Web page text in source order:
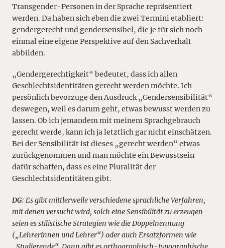
Transgender-Personen in der Sprache repräsentiert
werden. Da haben sich eben die zwei Termini etabliert:
gendergerecht und gendersensibel, die je für sich noch
einmal eine eigene Perspektive auf den Sachverhalt
abbilden.
„Gendergerechtigkeit“ bedeutet, dass ich allen
Geschlechtsidentitäten gerecht werden möchte. Ich
persönlich bevorzuge den Ausdruck „Gendersensibilität“
deswegen, weil es darum geht, etwas bewusst werden zu
lassen. Ob ich jemandem mit meinem Sprachgebrauch
gerecht werde, kann ich ja letztlich gar nicht einschätzen.
Bei der Sensibilität ist dieses „gerecht werden“ etwas
zurückgenommen und man möchte ein Bewusstsein
dafür schaffen, dass es eine Pluralität der
Geschlechtsidentitäten gibt.
DG: Es gibt mittlerweile verschiedene sprachliche Verfahren,
mit denen versucht wird, solch eine Sensibilität zu erzeugen –
seien es stilistische Strategien wie die Doppelnennung
(„Lehrerinnen und Lehrer“) oder auch Ersatzformen wie